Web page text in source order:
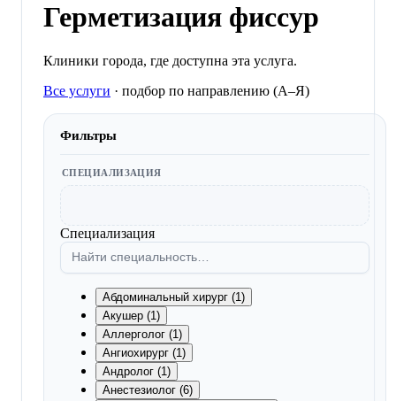
Герметизация фиссур
Клиники города, где доступна эта услуга.
Все услуги · подбор по направлению (A–Я)
Фильтры
СПЕЦИАЛИЗАЦИЯ
Специализация
Абдоминальный хирург (1)
Акушер (1)
Аллерголог (1)
Ангиохирург (1)
Андролог (1)
Анестезиолог (6)